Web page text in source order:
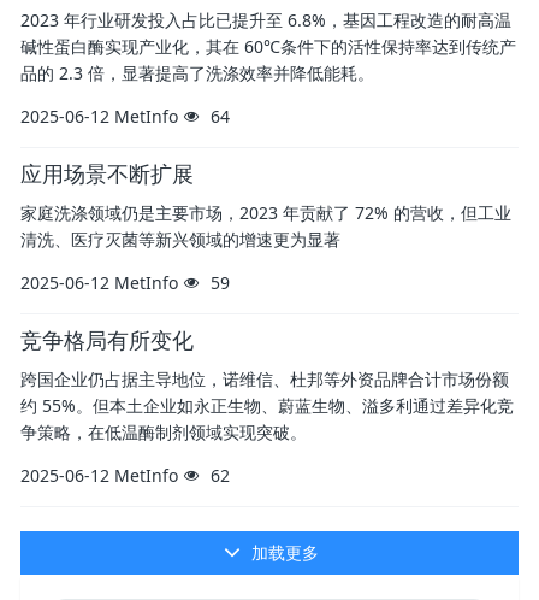
2023 年行业研发投入占比已提升至 6.8%，基因工程改造的耐高温
碱性蛋白酶实现产业化，其在 60℃条件下的活性保持率达到传统产
品的 2.3 倍，显著提高了洗涤效率并降低能耗。
2025-06-12 MetInfo 64
应用场景不断扩展
家庭洗涤领域仍是主要市场，2023 年贡献了 72% 的营收，但工业
清洗、医疗灭菌等新兴领域的增速更为显著
2025-06-12 MetInfo 59
竞争格局有所变化
跨国企业仍占据主导地位，诺维信、杜邦等外资品牌合计市场份额
约 55%。但本土企业如永正生物、蔚蓝生物、溢多利通过差异化竞
争策略，在低温酶制剂领域实现突破。
2025-06-12 MetInfo 62
加载更多